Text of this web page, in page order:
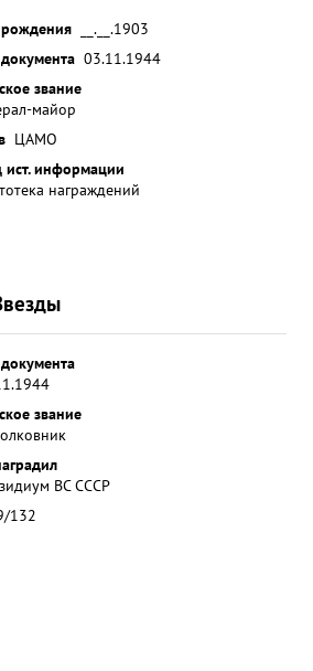
__.__.1903
03.11.1944
звание
майор
ЦАМО
информации
награждений
звание
ВС СССР
132